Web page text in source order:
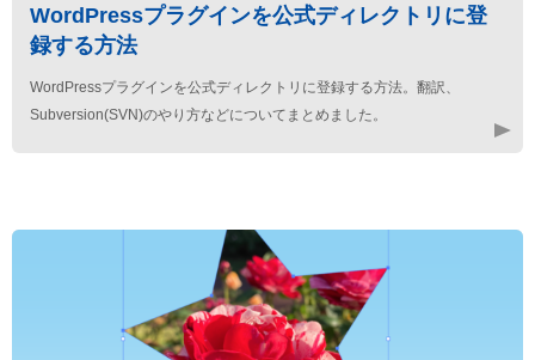
WordPressプラグインを公式ディレクトリに登
録する方法
WordPressプラグインを公式ディレクトリに登録する方法。翻訳、
Subversion(SVN)のやり方などについてまとめました。